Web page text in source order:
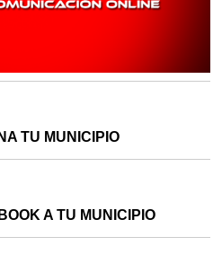
TU MUNICIPIO
A TU MUNICIPIO